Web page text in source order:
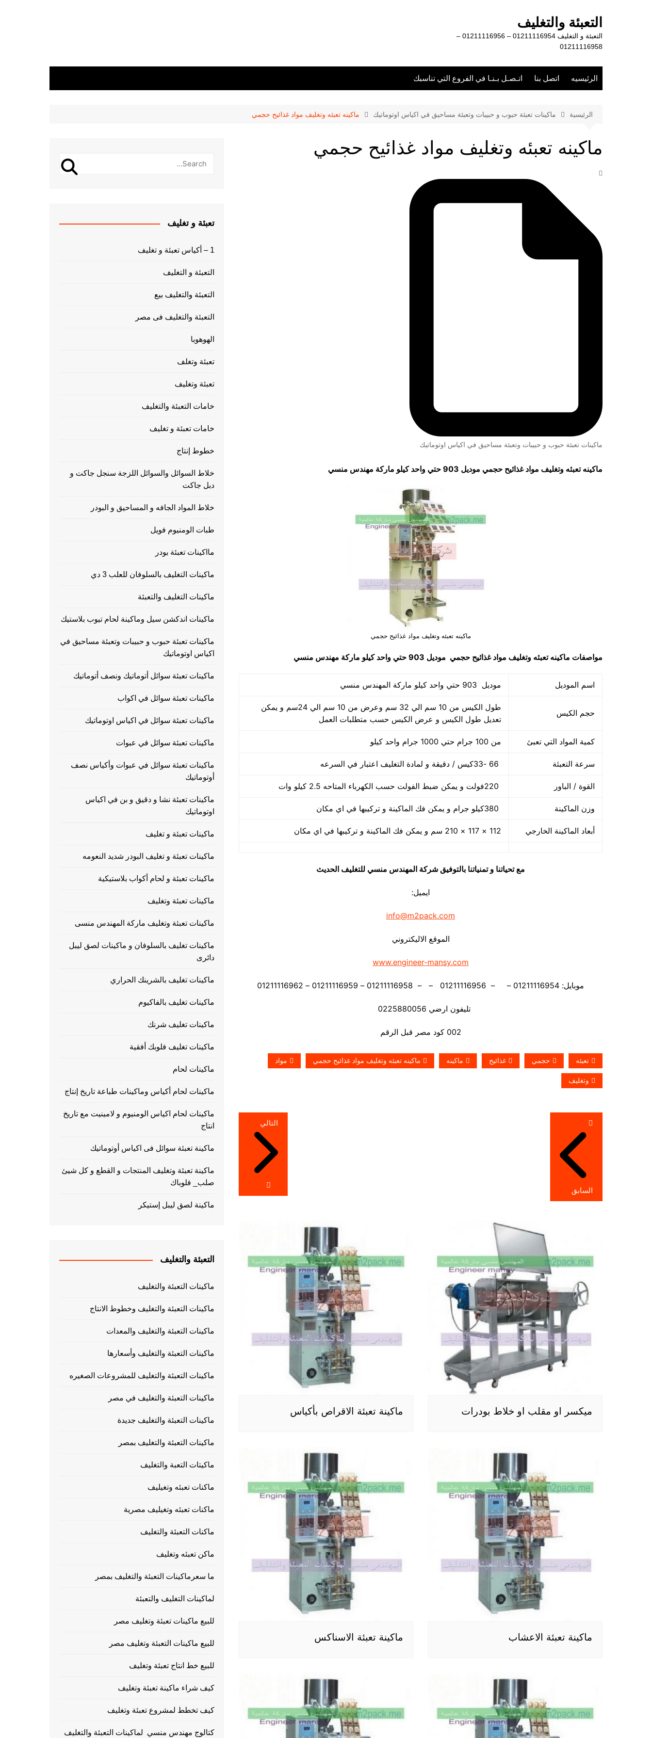
التعبئة والتغليف
التعبئة و التغليف 01211116954 – 01211116956 –
01211116958
الرئيسيه اتصل بنا اتـصـل بـنـا في الفروع التي تناسبك
الرئيسية ماكينات تعبئة حبوب و حبيبات وتعبئة مساحيق في اكياس اوتوماتيك ماكينه تعبئه وتغليف مواد غذائيح حجمي
ماكينه تعبئه وتغليف مواد غذائيح حجمي
ماكينات تعبئة حبوب و حبيبات وتعبئة مساحيق في اكياس اوتوماتيك
ماكينه تعبئه وتغليف مواد غذائيح حجمي موديل 903 حتي واحد كيلو ماركة مهندس منسي
ماكينه تعبئه وتغليف مواد غذائيح حجمي
مواصفات ماكينه تعبئه وتغليف مواد غذائيح حجمي موديل 903 حتي واحد كيلو ماركة مهندس منسي
اسم الموديل موديل 903 حتي واحد كيلو ماركة المهندس منسي
حجم الكيس
طول الكيس من 10 سم الي 32 سم وعرض من 10 سم الي 24سم و يمكن
تعديل طول الكيس و عرض الكيس حسب متطلبات العمل
كمية المواد التي تعبئ من 100 جرام حتي 1000 جرام واحد كيلو
سرعة التعبئة
القوة / الباور
وزن الماكينة
أبعاد الماكينة الخارجي 112 × 117 × 210 سم و يمكن فك الماكينة و تركيبها في اي مكان
مع تحياتنا و تمنياتنا بالتوفيق شركة المهندس منسي للتغليف الحديث
ايميل:
info@m2pack.com
الموقع الاليكتروني
www.engineer-mansy.com
موبايل: 01211116954 – – 01211116956 – – 01211116958 – 01211116959 – 01211116962
تليفون ارضي 0225880056
002 كود مصر قبل الرقم
تعبئه حجمي غذائيح ماكينه ماكينه تعبئه وتغليف مواد غذائيح حجمي مواد
وتغليف
تصفّح
المقالات
السابق
التالي
ميكسر او مقلب او خلاط بودرات ماكينة تعبئة الاقراص بأكياس
ماكينة تعبئة الاعشاب ماكينة تعبئة الاسناكس
تعبئة و تغليف
1 – أكياس تعبئة و تغليف
التعبئة و التغليف
التعبئة والتغليف بيع
التعبئة والتغليف فى مصر
الهوهوبا
تعبئة وتغلف
تعبئة وتغليف
خامات التعبئة والتغليف
خامات تعبئة و تغليف
خطوط إنتاج
خلاط السوائل والسوائل اللزجة سنجل جاكت و
دبل جاكت
خلاط المواد الجافه و المساحيق و البودر
طبات الومنيوم فويل
مااكينات تعبئة بودر
ماكينات التغليف بالسلوفان للعلب 3 دي
ماكينات التغليف والتعبئة
ماكينات اندكشن سيل وماكينة لحام تيوب بلاستيك
ماكينات تعبئة حبوب و حبيبات وتعبئة مساحيق في
اكياس اوتوماتيك
ماكينات تعبئة سوائل أتوماتيك ونصف أتوماتيك
ماكينات تعبئة سوائل في اكواب
ماكينات تعبئة سوائل في اكياس اوتوماتيك
ماكينات تعبئة سوائل في عبوات
ماكينات تعبئة سوائل في عبوات وأكياس نصف
أوتوماتيك
ماكينات تعبئة نشا و دقيق و بن في اكياس
اوتوماتيك
ماكينات تعبئة و تغليف
ماكينات تعبئة و تغليف البودر شديد النعومه
ماكينات تعبئة و لحام أكواب بلاستيكية
ماكينات تعبئة وتغليف
ماكينات تعبئة وتغليف ماركة المهندس منسى
ماكينات تغليف بالسلوفان و ماكينات لصق ليبل
دائرى
ماكينات تغليف بالشرينك الحراري
ماكينات تغليف بالفاكيوم
ماكينات تغليف شرنك
ماكينات تغليف فلوبك أفقية
ماكينات لحام
ماكينات لحام أكياس وماكينات طباعة تاريخ إنتاج
ماكينات لحام اكياس الومنيوم و لامينيت مع تاريخ
انتاج
ماكينة تعبئة سوائل فى اكياس أوتوماتيك
ماكينة تعبئة وتغليف المنتجات و القطع و كل شيئ
صلب_ فلوباك
ماكينة لصق ليبل إستيكر
التعبئة والتغليف
ماكينات التعبئة والتغليف
ماكينات التعبئة والتغليف وخطوط الانتاج
ماكينات التعبئة والتغليف والمعدات
ماكينات التعبئة والتغليف وأسعارها
ماكينات التعبئة والتغليف للمشروعات الصغيره
ماكينات التعبئة والتغليف في مصر
ماكينات التعبئة والتغليف جديدة
ماكينات التعبئة والتغليف بمصر
ماكيتات التعبة والتغليف
ماكنات تعبئه وتغيليف
ماكنات تعبئه وتغيليف مصرية
ماكنات التعبئة والتغليف
ماكن تعبئه وتغليف
ما سعرماكينات التعبئة والتغليف بمصر
لماكينات التغليف والتعبئة
للبيع ماكينات تعبئة وتغليف مصر
للبيع ماكينات التعبئة وتغليف مصر
للبيع خط انتاج تعبئة وتغليف
كيف شراء ماكينة تعبئة وتغليف
كيف تخطط لمشروع تعبئة وتغليف
كتالوج مهندس منسي لماكينات التعبئة والتغليف